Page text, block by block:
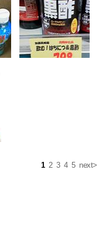
1 2 3 4 5 next>